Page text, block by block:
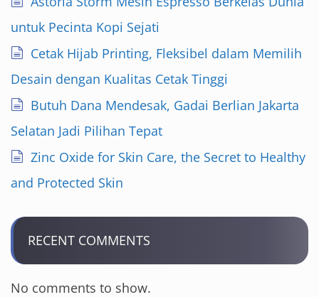
untuk Pecinta Kopi Sejati
Cetak Hijab Printing, Fleksibel dalam Memilih
Desain dengan Kualitas Cetak Tinggi
Butuh Dana Mendesak, Gadai Berlian Jakarta
Selatan Jadi Pilihan Tepat
Zinc Oxide for Skin Care, the Secret to Healthy
and Protected Skin
RECENT COMMENTS
No comments to show.